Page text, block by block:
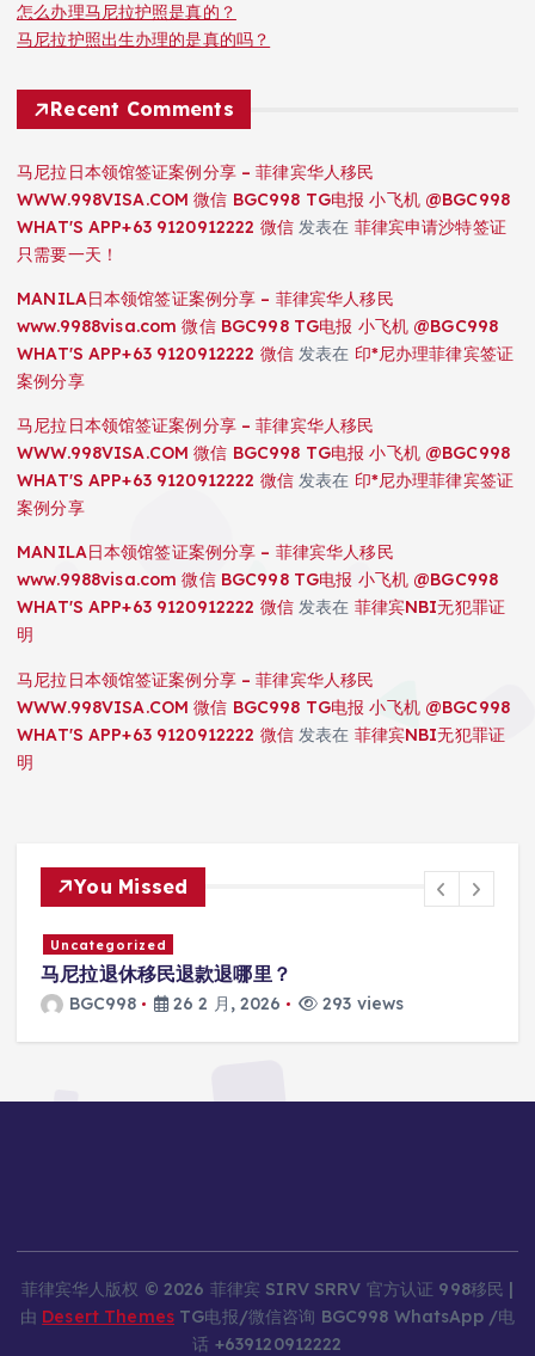
怎么办理马尼拉护照是真的？
马尼拉护照出生办理的是真的吗？
Recent Comments
马尼拉日本领馆签证案例分享 – 菲律宾华人移民
WWW.998VISA.COM 微信 BGC998 TG电报 小飞机 @BGC998
WHAT'S APP+63 9120912222 微信发表在 菲律宾申请沙特签证
只需要一天！
MANILA日本领馆签证案例分享 – 菲律宾华人移民
www.9988visa.com 微信 BGC998 TG电报 小飞机 @BGC998
WHAT'S APP+63 9120912222 微信发表在 印*尼办理菲律宾签证
案例分享
马尼拉日本领馆签证案例分享 – 菲律宾华人移民
WWW.998VISA.COM 微信 BGC998 TG电报 小飞机 @BGC998
WHAT'S APP+63 9120912222 微信发表在 印*尼办理菲律宾签证
案例分享
MANILA日本领馆签证案例分享 – 菲律宾华人移民
www.9988visa.com 微信 BGC998 TG电报 小飞机 @BGC998
WHAT'S APP+63 9120912222 微信发表在 菲律宾NBI无犯罪证
明
马尼拉日本领馆签证案例分享 – 菲律宾华人移民
WWW.998VISA.COM 微信 BGC998 TG电报 小飞机 @BGC998
WHAT'S APP+63 9120912222 微信发表在 菲律宾NBI无犯罪证
明
You Missed
Uncategorized
马尼拉SRRV怎么打款？
BGC998 26 2 月, 2026 306 views
菲律宾华人版权 © 2026 菲律宾 SIRV SRRV 官方认证 998移民 |
由 Desert Themes TG电报/微信咨询 BGC998 WhatsApp /电
话 +639120912222